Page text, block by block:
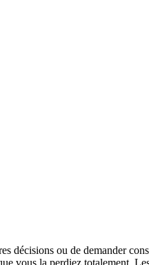
décisions ou de demander